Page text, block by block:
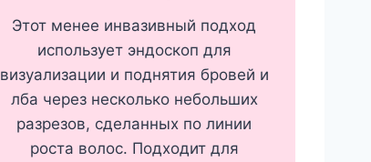
Этот менее инвазивный подход
использует эндоскоп для
визуализации и поднятия бровей и
лба через несколько небольших
разрезов, сделанных по линии
роста волос. Подходит для